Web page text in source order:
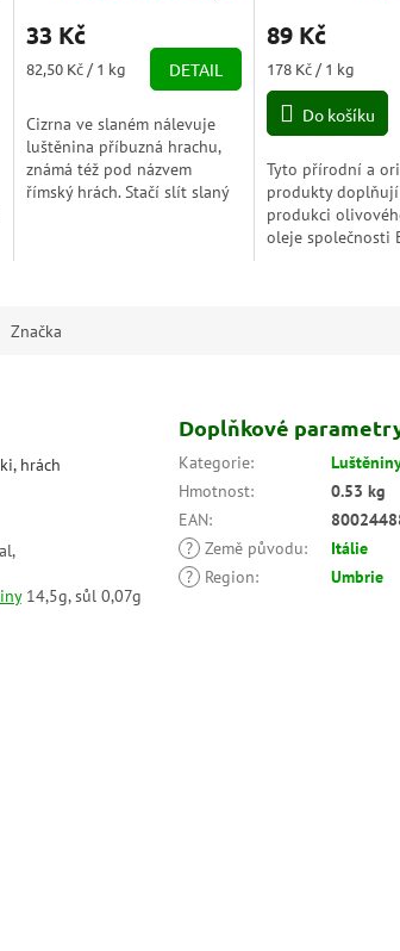
33 Kč
Měrná
82,50 Kč / 1 kg DETAIL
Cizrna ve slaném nálevuje
luštěnina příbuzná hrachu,
známá též pod názvem
římský hrách. Stačí slít slaný
89 Kč
Měrná
cena:
178 Kč / 1 kg
Do košíku
Tyto přírodní a
produkty
produkci
oleje společnosti
Značka
hrách
14,5g, sůl 0,07g
Doplňkové
Kategorie:
Hmotnost:
0.53 kg
EAN:
? Země původu:
Itálie
?
Region: Umbrie